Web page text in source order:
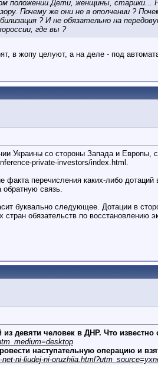
положении.Дети, женщины,
Почему же они не в ополчении ?
? И не обязательно на
где вы ?
в жопу целуют, а на деле - под
Украины со стороны Запада и Европы,
private-investors/index.html.
перечисления каких-либо
обратную связь.
буквально следующее. Дотации в
обязательств по восстановлению
девяти человек в ДНР. Что
наступательную операцию и
ni-liudej-ni-